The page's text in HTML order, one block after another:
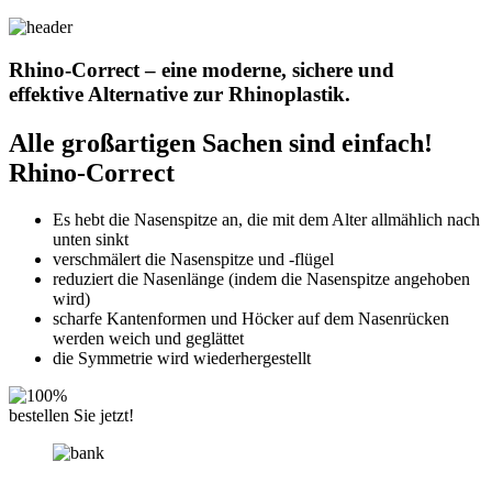
Rhino-Correct – eine moderne, sichere und
effektive Alternative zur Rhinoplastik.
Alle großartigen Sachen sind einfach!
Rhino-Correct
Es hebt die Nasenspitze an, die mit dem Alter allmählich nach
unten sinkt
verschmälert die Nasenspitze und -flügel
reduziert die Nasenlänge (indem die Nasenspitze angehoben
wird)
scharfe Kantenformen und Höcker auf dem Nasenrücken
werden weich und geglättet
die Symmetrie wird wiederhergestellt
bestellen Sie jetzt!